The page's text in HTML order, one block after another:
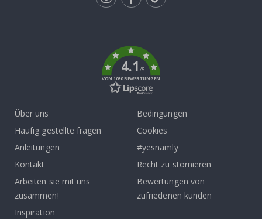
4.1/5
VON 1030 BEWERTUNGEN
Über uns
Häufig gestellte fragen
Anleitungen
Kontakt
Arbeiten sie mit uns
zusammen!
Inspiration
Bedingungen
Cookies
#yesnamly
Recht zu stornieren
Bewertungen von
zufriedenen kunden